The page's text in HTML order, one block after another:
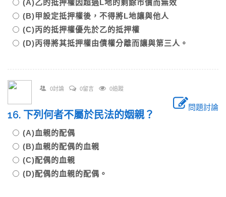
(A)乙的抵押權因超過L地的剩餘市價而無效
(B)甲設定抵押權後，不得將L地讓與他人
(C)丙的抵押權優先於乙的抵押權
(D)丙得將其抵押權由債權分離而讓與第三人。
0討論 0留言 0追蹤
問題討論
16. 下列何者不屬於民法的姻親？
(A)血親的配偶
(B)血親的配偶的血親
(C)配偶的血親
(D)配偶的血親的配偶。